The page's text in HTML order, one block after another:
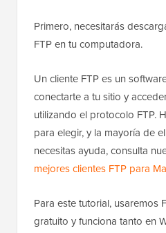
Primero, necesitarás
FTP en tu computadora.
Un cliente FTP es un
conectarte a tu sitio y
utilizando el protocolo FTP.
para elegir, y la mayoría de
necesitas ayuda, consulta
mejores clientes FTP para
Para este tutorial, usaremos
gratuito y funciona tanto en